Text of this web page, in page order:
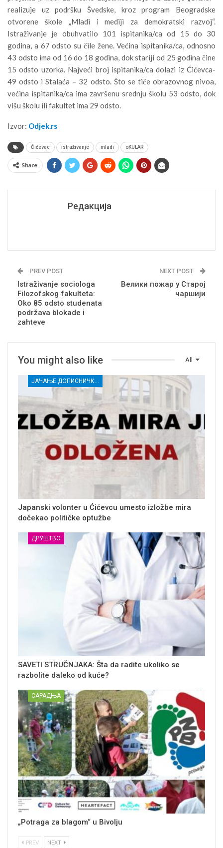
realizuje uz podršku Švedske, kroz program Beogradske
otvorene škole „Mladi i mediji za demokratski razvoj“.
Istraživanje je obuhvatilo 101 ispitanika/ca od 15 do 30
godina, a 67 odsto su čile žene. Većina ispitanika/ca, odnosno
43 odsto ima od 16 do 18 godina, dok stariji od 25 godina čine
15 odsto uzorka. Najveći broj ispitanika/ca dolazi iz Ćićevca-
49 odsto i Stalaća – 32 odsto. Što se tiče obrazovnog nivoa,
većina ispitanika/ca ima završenu srednju školu 53 odsto, dok
višu školu ili fakultet ima 29 odsto.
Izvor: Odjek.rs
Ćićevac istraživanje mladi oKULAR
Share
Редакција
PREV POST
Istraživanje sociologa
Filozofskog fakulteta:
Oko 85 odsto studenata
podržava blokade i
zahteve
NEXT POST
Велики пожар у Старој
чаршији
All
You might also like
Japanski volonter u Ćićevcu umesto izložbe mira
dočekao političke optužbe
ДРУШТВО
SAVETI STRUČNJAKA: Šta da radite ukoliko se
razbolite daleko od kuće?
САРАДЊА
„Potraga za blagom“ u Bivolju
PREV NEXT